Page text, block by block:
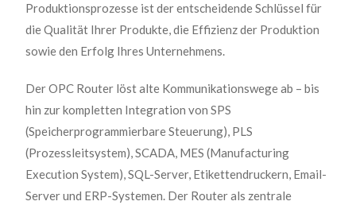
Produktionsprozesse ist der entscheidende Schlüssel für
die Qualität Ihrer Produkte, die Effizienz der Produktion
sowie den Erfolg Ihres Unternehmens.
Der OPC Router löst alte Kommunikationswege ab – bis
hin zur kompletten Integration von SPS
(Speicherprogrammierbare Steuerung), PLS
(Prozessleitsystem), SCADA, MES (Manufacturing
Execution System), SQL-Server, Etikettendruckern, Email-
Server und ERP-Systemen. Der Router als zentrale